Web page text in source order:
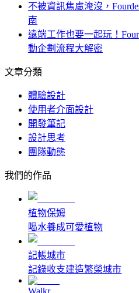
不被資訊焦慮淹沒，
南
遠端工作也要一起玩！
動企劃流程大解密
文章分類
體驗設計
使用者介面設計
開發筆記
設計思考
團隊動態
我們的作品
植物保姆
喝水養成可愛植物
記帳城市
記錄收支建造繁榮城市
Walkr